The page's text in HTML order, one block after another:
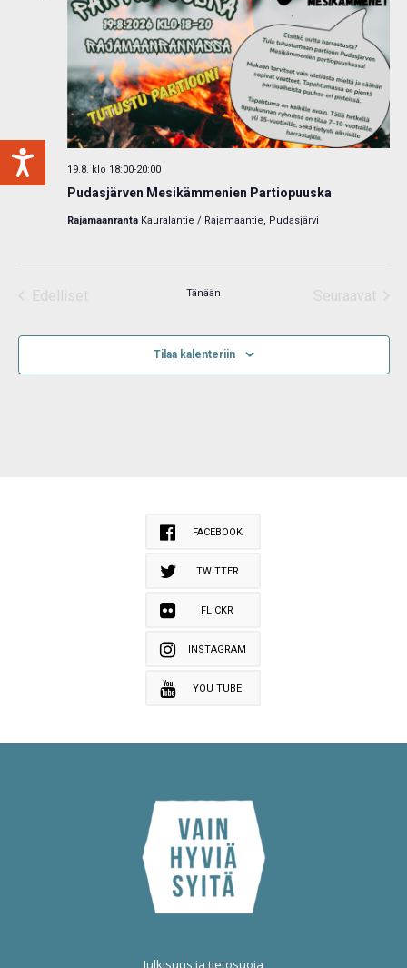
Pudasjärven Mesikämmenien Partiopuuska
19.8. klo 18:00-20:00
Rajamaanranta Kauralantie / Rajamaantie, Pudasjärvi
Edelliset
Tänään
Seuraavat
Tilaa kalenteriin
FACEBOOK
TWITTER
FLICKR
INSTAGRAM
YOU TUBE
Julkisuus ja tietosuoja